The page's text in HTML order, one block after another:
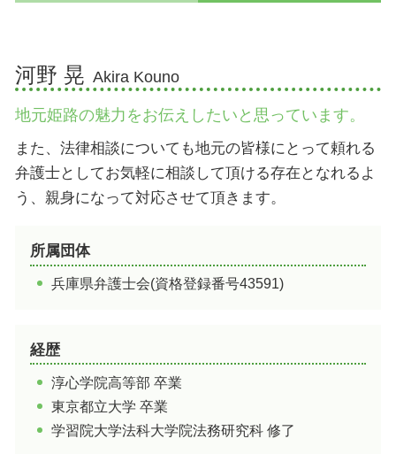
姫路 えきそば 駅
明石焼き風たこ焼き とは
広峯神社 御朱印
姫路 すごい場所 歴史
姫路 すごい場所 日本一
姫路 射楯兵主神社 どんど
射楯兵主神社 ご利益
たつの市 道の駅
たつの市 人口
加古川市 温泉
加西市 遊び場
姫路市 温泉
加古川市 遊ぶところ
たつの市 名物 食べ物
河野 晃 Akira Kouno
地元姫路の魅力をお伝えしたいと思っています。
また、法律相談についても地元の皆様にとって頼れる
弁護士としてお気軽に相談して頂ける存在となれるよ
う、親身になって対応させて頂きます。
所属団体
兵庫県弁護士会(資格登録番号43591)
経歴
淳心学院高等部 卒業
東京都立大学 卒業
学習院大学法科大学院法務研究科 修了